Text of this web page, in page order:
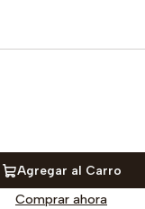
Agregar al Carro
Comprar ahora